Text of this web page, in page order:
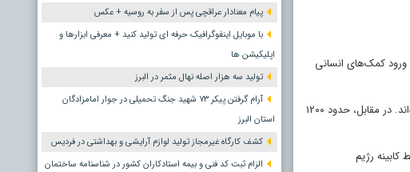
ورود کمک‌های انسانی
این توافق در حالی اعلام می‌شود که جنگ غزه از ۷ اکتبر ۲۰۲۳ آغاز شده و تاکنون بیش از ۶۷ هزار فلسطینی کشته و بیش از ۱۶۹ هزار نفر زخمی شده‌اند. در مقابل، حدود ۱۲۰۰
پس از تصویب توافق توسط کابینه رژیم
پیام معنادار عراقچی پس از سفر به روسیه + عکس
با موبایل اینفوگرافیک حرفه ای تولید کنید + معرفی ابزارها و
اپلیکیشن ها
تولید سه هزار اصله نهال مثمر در البرز
آرام گرفتن پیکر ۷۳ شهید جنگ تحمیلی در جوار امامزادگان
استان البرز
کشف کارگاه غیرمجاز تولید لوازم آرایشی و بهداشتی در فردیس
الزام ثبت کد فنی و بیمه استادکاران کشور در شناسنامه ساختمان